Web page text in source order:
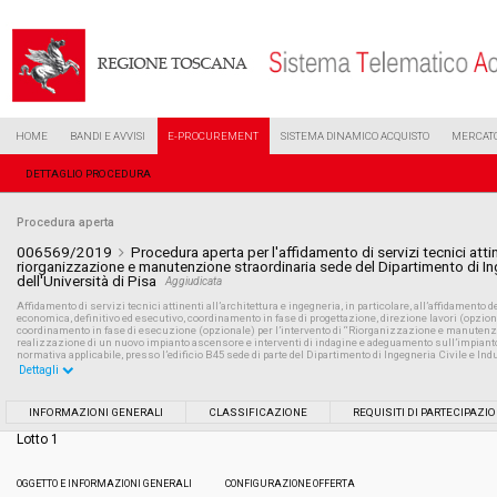
HOME BANDI E AVVISI E-PROCUREMENT SISTEMA DINAMICO ACQUISTO
DETTAGLIO PROCEDURA
Procedura aperta
006569/2019
Procedura aperta per l'affidamento di servizi tecnici
riorganizzazione e manutenzione straordinaria sede del Dipartimento di
dell'Università di Pisa
Aggiudicata
Affidamento di servizi tecnici attinenti all’architettura e ingegneria, in particolare, all’affidamento
economica, definitivo ed esecutivo, coordinamento in fase di progettazione, direzione lavori
coordinamento in fase di esecuzione (opzionale) per l’intervento di “Riorganizzazione e
realizzazione di un nuovo impianto ascensore e interventi di indagine e adeguamento
normativa applicabile, presso l’edificio B45 sede di parte del Dipartimento di Ingegneria Civile e
Tipo di contratto:
Dettagli
INFORMAZIONI GENERALI CLASSIFICAZIONE REQUISITI DI
Lotto 1
OGGETTO E INFORMAZIONI GENERALI CONFIGURAZIONE OFFERTA